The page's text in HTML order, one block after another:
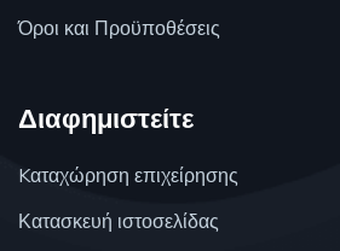
Όροι και Προϋποθέσεις
Διαφημιστείτε
Kαταχώρηση επιχείρησης
Κατασκευή ιστοσελίδας